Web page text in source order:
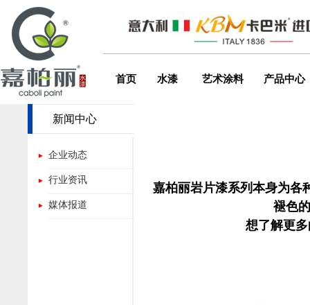
首页 水漆 艺术涂料 产品中心
新闻中心
企业动态
行业资讯
媒体报道
嘉柏丽岩片漆系列本身为各
褪色
想了解更